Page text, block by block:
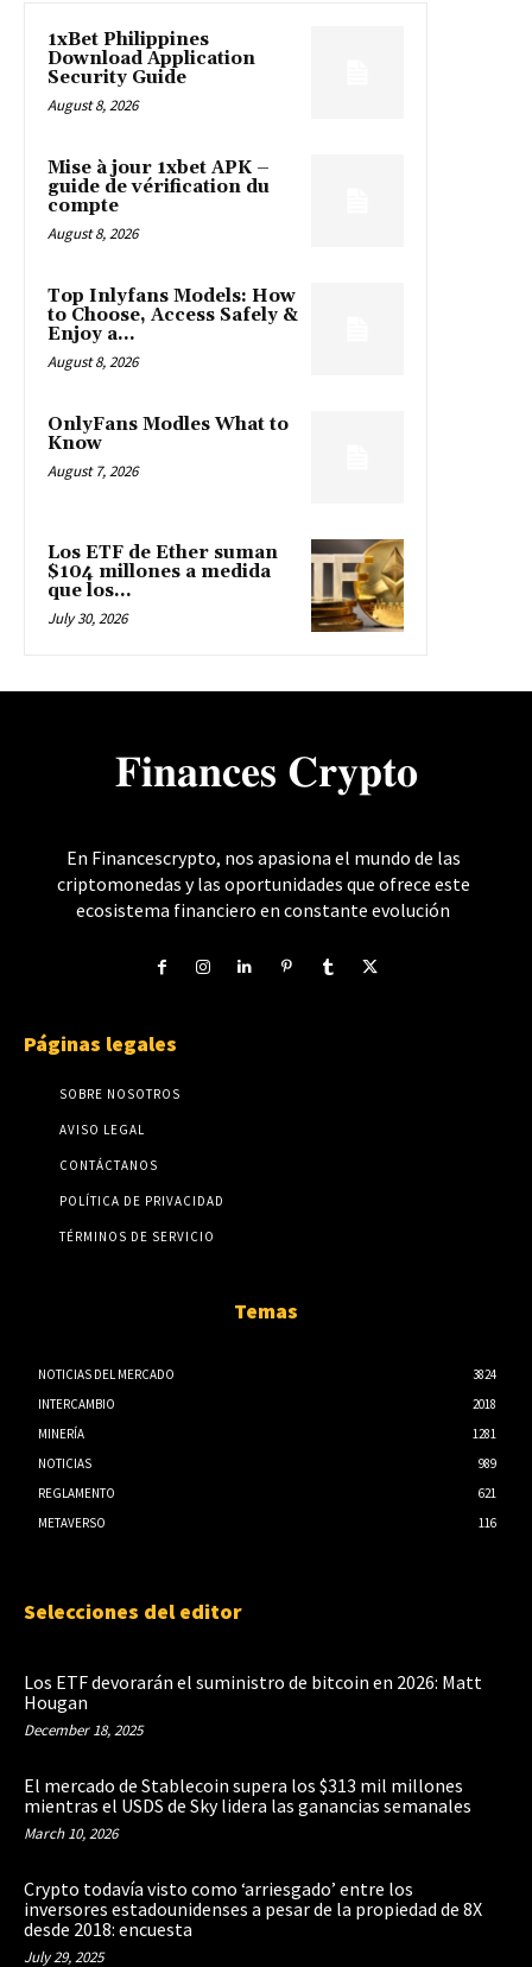
1xBet Philippines
Download Application
Security Guide
August 8, 2026
Mise à jour 1xbet APK –
guide de vérification du
compte
August 8, 2026
Top Inlyfans Models: How
to Choose, Access Safely &
Enjoy a...
August 8, 2026
OnlyFans Modles What to
Know
August 7, 2026
Los ETF de Ether suman
$104 millones a medida
que los...
July 30, 2026
𝐅𝐢𝐧𝐚𝐧𝐜𝐞𝐬 𝐂𝐫𝐲𝐩𝐭𝐨
En Financescrypto, nos apasiona el mundo de las
criptomonedas y las oportunidades que ofrece este
ecosistema financiero en constante evolución
Páginas legales
SOBRE NOSOTROS
AVISO LEGAL
CONTÁCTANOS
POLÍTICA DE PRIVACIDAD
TÉRMINOS DE SERVICIO
Temas
NOTICIAS DEL MERCADO
3824
INTERCAMBIO
2018
MINERÍA
1281
NOTICIAS
989
REGLAMENTO
621
METAVERSO
116
Selecciones del editor
Los ETF devorarán el suministro de bitcoin en 2026: Matt
Hougan
December 18, 2025
El mercado de Stablecoin supera los $313 mil millones
mientras el USDS de Sky lidera las ganancias semanales
March 10, 2026
Crypto todavía visto como ‘arriesgado’ entre los
inversores estadounidenses a pesar de la propiedad de 8X
desde 2018: encuesta
July 29, 2025